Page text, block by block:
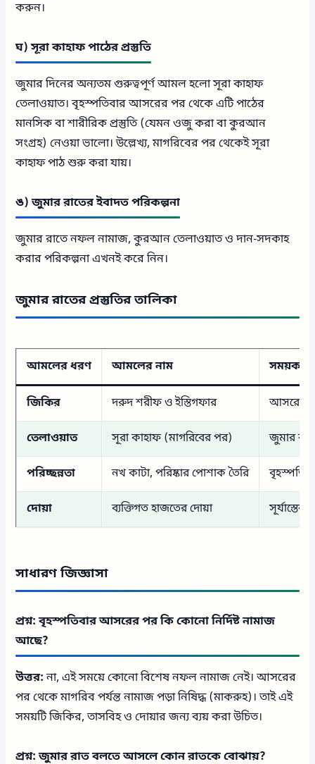
করুন।
ঘ) সূরা কাহাফ পাঠের প্রস্তুতি
জুমার দিনের অন্যতম গুরুত্বপূর্ণ আমল হলো সূরা কাহাফ
তেলাওয়াত। বৃহস্পতিবার আসরের পর থেকে এটি পাঠের
মানসিক বা শারীরিক প্রস্তুতি (যেমন ওজু করা বা কুরআন
সংগ্রহ) নেওয়া ভালো। উল্লেখ্য, মাগরিবের পর থেকেই সূরা
কাহাফ পাঠ শুরু করা যায়।
ঙ) জুমার রাতের ইবাদত পরিকল্পনা
জুমার রাতে নফল নামাজ, কুরআন তেলাওয়াত ও দান-সদকাহ
করার পরিকল্পনা এখনই করে নিন।
জুমার রাতের প্রস্তুতির তালিকা
আমলের ধরণ আমলের নাম সময়কাল
জিকির দরুদ শরীফ ও ইস্তিগফার আসরের
তেলাওয়াত সূরা কাহাফ (মাগরিবের পর) জুমার রাত
পরিচ্ছন্নতা নখ কাটা, পরিষ্কার পোশাক তৈরি
দোয়া ব্যক্তিগত হাজতের দোয়া
সাধারণ জিজ্ঞাসা
প্রশ্ন: বৃহস্পতিবার আসরের পর কি কোনো নির্দিষ্ট নামাজ
আছে?
উত্তর:না, এই সময়ে কোনো বিশেষ নফল নামাজ নেই। আসরের
পর থেকে মাগরিব পর্যন্ত নামাজ পড়া নিষিদ্ধ (মাকরুহ)। তাই এই
সময়টি জিকির, তাসবিহ ও দোয়ার জন্য ব্যয় করা উচিত।
প্রশ্ন: জুমার রাত বলতে আসলে কোন রাতকে বোঝায়?